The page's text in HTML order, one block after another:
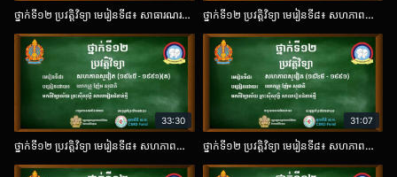
ថ្នាក់ទី១២ ប្រវត្តិវិទ្យា មេរៀនទី៨៖ សាធារណរដ្ឋប្រជាធិបតេយ្យអាល្លីម៉ង ថ្នាក់ទី១២ ប្រវត្តិវិទ្យា មេរៀនទី៨៖ សហភាពសូវៀត (១៨៤៥ - ១៩៩១) តចប់​
33:30
ថ្នាក់ទី១២ ប្រវត្តិវិទ្យា មេរៀនទី៨៖ សហភាពសូវៀត (១៨៤៥ - ១៩៩១) ត​
31:07
ថ្នាក់ទី១២ ប្រវត្តិវិទ្យា មេរៀនទី៨៖ សហភាពសូវៀត (១៨៤៥ - ១៩៩១)​